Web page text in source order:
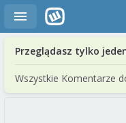
Przeglądasz tylko
Wszystkie Komentarze